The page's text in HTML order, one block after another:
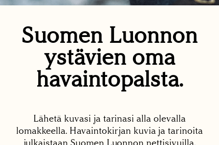
Suomen Luonnon
ystävien oma
havaintopalsta.
Lähetä kuvasi ja tarinasi alla olevalla
lomakkeella. Havaintokirjan kuvia ja tarinoita